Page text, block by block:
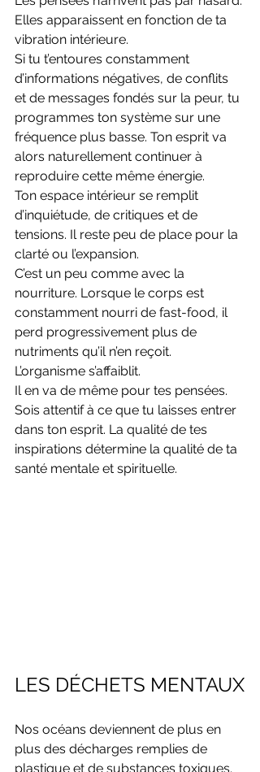
Elles apparaissent en fonction de ta
vibration intérieure.
Si tu t’entoures constamment
d’informations négatives, de conflits
et de messages fondés sur la peur, tu
programmes ton système sur une
fréquence plus basse. Ton esprit va
alors naturellement continuer à
reproduire cette même énergie.
Ton espace intérieur se remplit
d’inquiétude, de critiques et de
tensions. Il reste peu de place pour la
clarté ou l’expansion.
C’est un peu comme avec la
nourriture. Lorsque le corps est
constamment nourri de fast-food, il
perd progressivement plus de
nutriments qu’il n’en reçoit.
L’organisme s’affaiblit.
Il en va de même pour tes pensées.
Sois attentif à ce que tu laisses entrer
dans ton esprit. La qualité de tes
inspirations détermine la qualité de ta
santé mentale et spirituelle.
LES DÉCHETS MENTAUX
Nos océans deviennent de plus en
plus des décharges remplies de
plastique et de substances toxiques.